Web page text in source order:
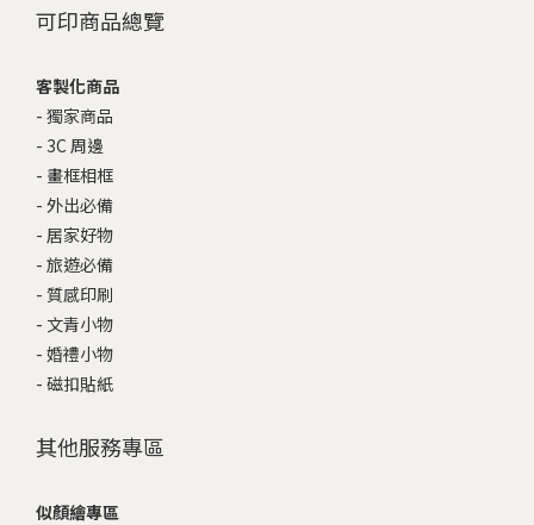
可印商品總覽
客製化商品
- 獨家商品
- 3C 周邊
- 畫框相框
- 外出必備
- 居家好物
- 旅遊必備
- 質感印刷
- 文青小物
- 婚禮小物
- 磁扣貼紙
其他服務專區
似顏繪專區